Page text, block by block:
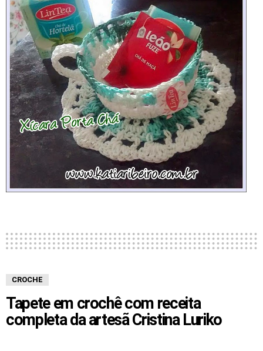
CROCHE
Tapete em crochê com receita
completa da artesã Cristina Luriko